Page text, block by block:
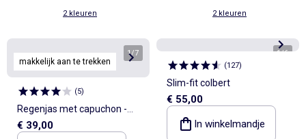
2 kleuren 2 kleuren
makkelijk aan te trekken
1/7
(5)
Regenjas met capuchon -
collectie gemakkelijk aan te
€ 39,00
1/6
(127)
Slim-fit colbert
€ 55,00
In winkelmandje